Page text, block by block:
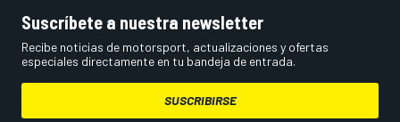
Suscríbete a nuestra newsletter
Recibe noticias de motorsport, actualizaciones y ofertas
especiales directamente en tu bandeja de entrada.
SUSCRIBIRSE